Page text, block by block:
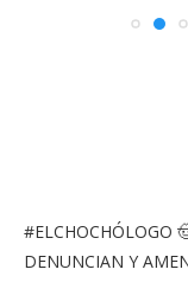
#ELCHOCHÓLOGO
DENUNCIAN Y